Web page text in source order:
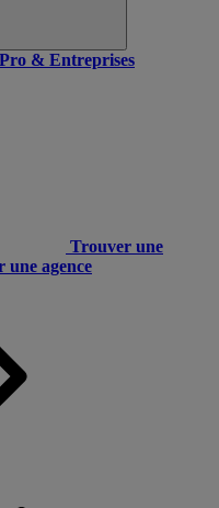
Pro & Entreprises
Trouver une
une agence